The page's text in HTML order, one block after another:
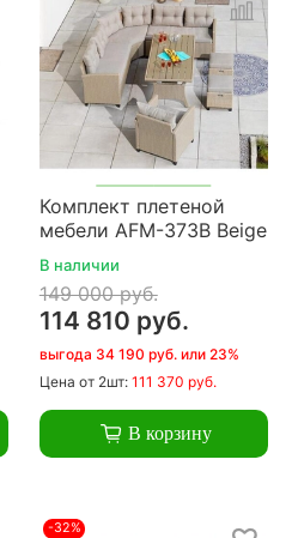
Комплект плетеной
мебели AFM-373B Beige
В наличии
149 000 руб.
114 810 руб.
выгода 34 190 руб. или 23%
Цена от 2шт: 111 370 руб.
В корзину
-32%